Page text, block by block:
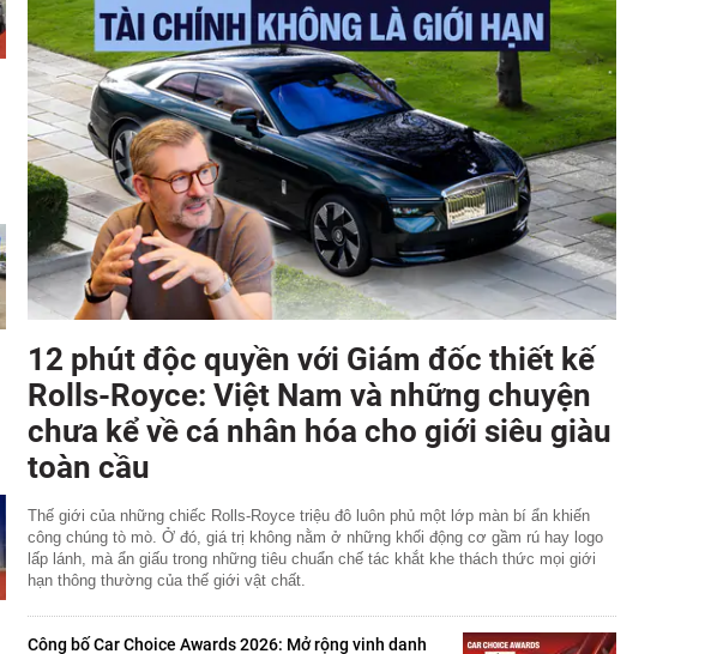
12 phút độc quyền với Giám đốc thiết kế
Rolls-Royce: Việt Nam và những chuyện
chưa kể về cá nhân hóa cho giới siêu giàu
toàn cầu
Thế giới của những chiếc Rolls-Royce triệu đô luôn phủ một lớp màn bí ẩn khiến
công chúng tò mò. Ở đó, giá trị không nằm ở những khối động cơ gầm rú hay logo
lấp lánh, mà ẩn giấu trong những tiêu chuẩn chế tác khắt khe thách thức mọi giới
hạn thông thường của thế giới vật chất.
Công bố Car Choice Awards 2026: Mở rộng vinh danh